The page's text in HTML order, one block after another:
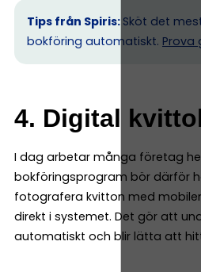
Tips från Spiris: Sköt det
bokföring automatiskt. Prova
4. Digital
I dag arbetar många företag
bokföringsprogram bör därför
fotografera kvitton med
direkt i systemet. Det gör att
automatiskt och blir lätta att